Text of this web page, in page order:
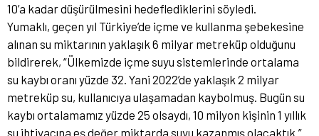
10’a kadar düşürülmesini hedeflediklerini söyledi.
Yumaklı, geçen yıl Türkiye’de içme ve kullanma şebekesine
alınan su miktarının yaklaşık 6 milyar metreküp olduğunu
bildirerek, “Ülkemizde içme suyu sistemlerinde ortalama
su kaybı oranı yüzde 32. Yani 2022’de yaklaşık 2 milyar
metreküp su, kullanıcıya ulaşamadan kaybolmuş. Bugün su
kaybı ortalamamız yüzde 25 olsaydı, 10 milyon kişinin 1 yıllık
su ihtiyacına eş değer miktarda suyu kazanmış olacaktık.”